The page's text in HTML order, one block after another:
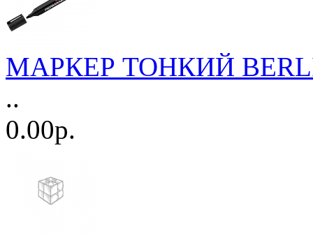
МАРКЕР ТОНКИЙ
..
0.00р.